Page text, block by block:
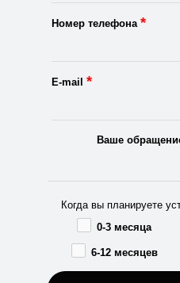
Номер телефона *
E-mail *
Ваше
Когда вы планируете
0-3 месяца
6-12 месяцев